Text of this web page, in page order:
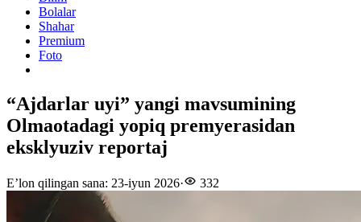
Bolalar
Shahar
Premium
Foto
“Ajdarlar uyi” yangi mavsumining
Olmaotadagi yopiq premyerasidan
eksklyuziv reportaj
E’lon qilingan sana: 23-iyun 2026· 332